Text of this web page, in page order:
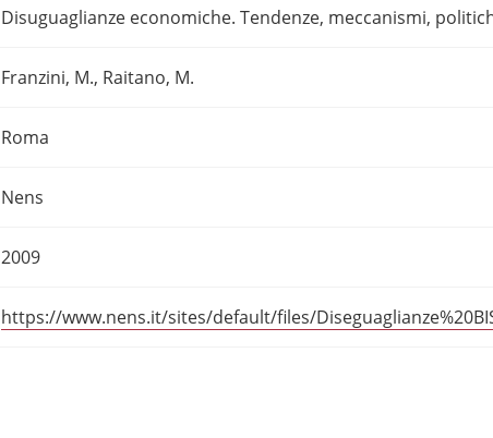
Disuguaglianze economiche. Tendenze, meccanismi,
Franzini, M., Raitano, M.
Roma
Nens
2009
https://www.nens.it/sites/default/files/